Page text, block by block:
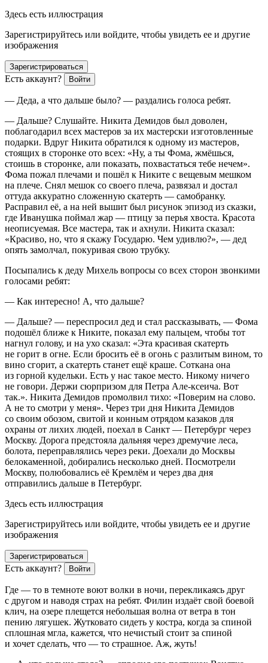
Здесь есть иллюстрация
Зарегистрируйтесь или войдите, чтобы увидеть ее и другие
изображения
Зарегистрироваться
Есть аккаунт? Войти
— Деда, а что дальше было? — раздались голоса ребят.
— Дальше? Слушайте. Никита Демидов был доволен,
поблагодарил всех мастеров за их мастерски изготовленные
подарки. Вдруг Никита обратился к одному из мастеров,
стоящих в сторонке ото всех: «Ну, а ты Фома, жмёшься,
стоишь в сторонке, али показать, похвастаться тебе нечем».
Фома пожал плечами и пошёл к Никите с вещевым мешком
на плече. Снял мешок со своего плеча, развязал и достал
оттуда аккуратно сложенную скатерть — самобранку.
Расправил её, а на ней вышит был рисунок эпизод из сказки,
где Иванушка поймал жар — птицу за перья хвоста. Красота
неописуемая. Все мастера, так и ахнули. Никита сказал:
«Красиво, но, что я скажу Государю. Чем удивлю?», — дед
опять замолчал, покуривая свою трубку.
Посыпались к деду Михель вопросы со всех сторон звонкими
голосами ребят:
— Как интересно! А, что дальше?
— Дальше? — переспросил дед и стал рассказывать, — Фома
подошёл ближе к Никите, показал ему пальцем, чтобы тот
нагнул голову, и на ухо сказал: «Эта красивая скатерть
не горит в огне. Если бросить её в огонь с разлитым вином, то
вино сгорит, а скатерть станет ещё краше. Соткана она
из горной кудельки. Есть у нас такое место. Никому ничего
не говори. Держи сюрпризом для Петра Але-ксеича. Вот
так.». Никита Демидов промолвил тихо: «Поверим на слово.
А не то смотри у меня». Через три дня Никита Демидов
со своим обозом, свитой и конным отрядом казаков для
охраны от лихих людей, поехал в Санкт — Петербург через
Москву. Дорога предстояла дальняя через дремучие леса,
болота, переправлялись через реки. Доехали до Москвы
белокаменной, добирались несколько дней. Посмотрели
Москву, полюбовались её Кремлём и через два дня
отправились дальше в Петербург.
Здесь есть иллюстрация
Зарегистрируйтесь или войдите, чтобы увидеть ее и другие
изображения
Зарегистрироваться
Есть аккаунт? Войти
Где — то в темноте воют волки в ночи, перекликаясь друг
с другом и наводя страх на ребят. Филин издаёт свой боевой
клич, на озере плещется небольшая волна от ветра в тон
пению лягушек. Жутковато сидеть у костра, когда за спиной
сплошная мгла, кажется, что нечистый стоит за спиной
и хочет сделать, что — то страшное. Аж, жуть!